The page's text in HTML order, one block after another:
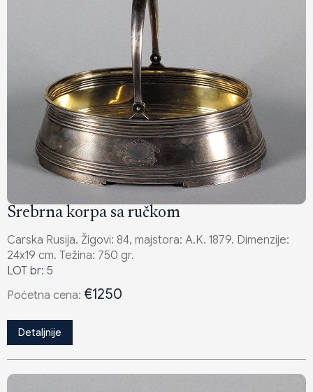
Srebrna korpa sa ručkom
Carska Rusija. Žigovi: 84, majstora: A.K. 1879. Dimenzije:
24x19 cm. Težina: 750 gr.
LOT br: 5
Poċetna cena: €1250
Detaljnije